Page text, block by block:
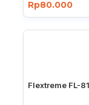
Rp80.000
Flextreme FL-